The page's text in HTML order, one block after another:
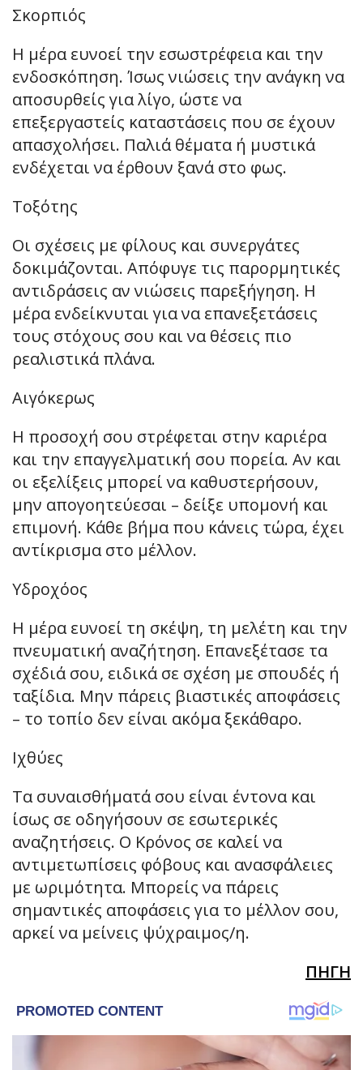
Σκορπιός
Η μέρα ευνοεί την εσωστρέφεια και την
ενδοσκόπηση. Ίσως νιώσεις την ανάγκη να
αποσυρθείς για λίγο, ώστε να
επεξεργαστείς καταστάσεις που σε έχουν
απασχολήσει. Παλιά θέματα ή μυστικά
ενδέχεται να έρθουν ξανά στο φως.
Τοξότης
Οι σχέσεις με φίλους και συνεργάτες
δοκιμάζονται. Απόφυγε τις παρορμητικές
αντιδράσεις αν νιώσεις παρεξήγηση. Η
μέρα ενδείκνυται για να επανεξετάσεις
τους στόχους σου και να θέσεις πιο
ρεαλιστικά πλάνα.
Αιγόκερως
Η προσοχή σου στρέφεται στην καριέρα
και την επαγγελματική σου πορεία. Αν και
οι εξελίξεις μπορεί να καθυστερήσουν,
μην απογοητεύεσαι – δείξε υπομονή και
επιμονή. Κάθε βήμα που κάνεις τώρα, έχει
αντίκρισμα στο μέλλον.
Υδροχόος
Η μέρα ευνοεί τη σκέψη, τη μελέτη και την
πνευματική αναζήτηση. Επανεξέτασε τα
σχέδιά σου, ειδικά σε σχέση με σπουδές ή
ταξίδια. Μην πάρεις βιαστικές αποφάσεις
– το τοπίο δεν είναι ακόμα ξεκάθαρο.
Ιχθύες
Τα συναισθήματά σου είναι έντονα και
ίσως σε οδηγήσουν σε εσωτερικές
αναζητήσεις. Ο Κρόνος σε καλεί να
αντιμετωπίσεις φόβους και ανασφάλειες
με ωριμότητα. Μπορείς να πάρεις
σημαντικές αποφάσεις για το μέλλον σου,
αρκεί να μείνεις ψύχραιμος/η.
ΠΗΓΗ